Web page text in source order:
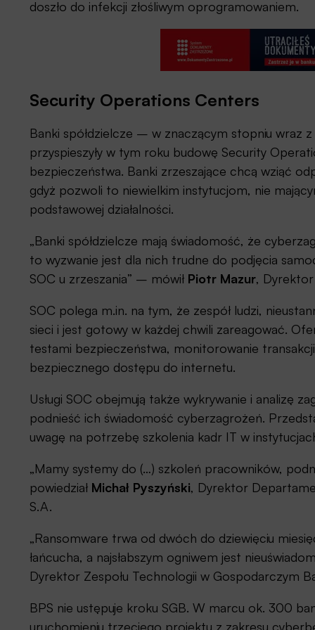
doszło do infekcji złośliwym oprogramowaniem.
Security Operations Centers
Banki spółdzielcze – w znaczącym stopniu wraz
przyspieszyły w tym roku budowę Security
bezpieczeństwa. Banki zrzeszające chcą wziąć
gdyż pozwoli to niewielkim instytucjom, nie
podstawowej działalności.
„Banki spółdzielcze mają świadomość, że
to wyzwanie jest dla nich trudne do podjęcia
SOC u zrzeszania” – mówił Piotr Mazur,
SOC polega m.in. na tym, że zespół ludzi,
sieci i jest gotowy w każdej chwili zareagować.
testami bezpieczeństwa, monitorowanie
bezpiecznego dostępu do internetu.
Usługi SOC obejmują także wykrywanie i analizę
podnieść ich świadomość cyberzagrożeń.
uwagę na potrzebę szkolenia kadr IT w
„Mamy systemy do (…) szkoleń pracowników,
powiedział Michał Pyszyński, Dyrektor
S.A.
„Ransomware trwa od dwóch do dziewięciu
łańcucha, a najsłabszym ogniwem jest
Dyrektor Zespołu Technologii w Gospodarczym
BPS nie ustępuje kroku SGB. W marcu ok. 300
uruchomieniu trzeciego projektu z zakresu